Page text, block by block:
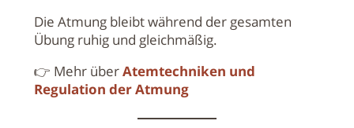
Die Atmung bleibt während der gesamten
Übung ruhig und gleichmäßig.
👉 Mehr überAtemtechniken und
Regulation der Atmung